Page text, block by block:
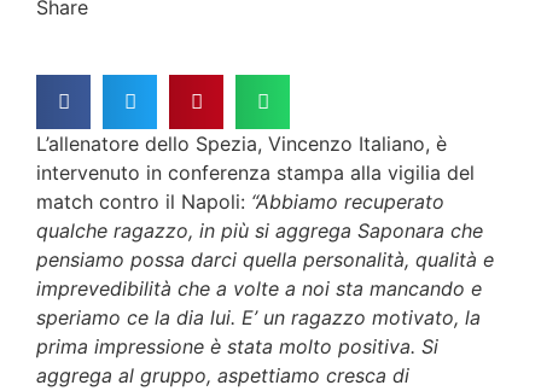
Share
L’allenatore dello Spezia, Vincenzo Italiano, è
intervenuto in conferenza stampa alla vigilia del
match contro il Napoli: “Abbiamo recuperato
qualche ragazzo, in più si aggrega Saponara che
pensiamo possa darci quella personalità, qualità e
imprevedibilità che a volte a noi sta mancando e
speriamo ce la dia lui. E’ un ragazzo motivato, la
prima impressione è stata molto positiva. Si
aggrega al gruppo, aspettiamo cresca di